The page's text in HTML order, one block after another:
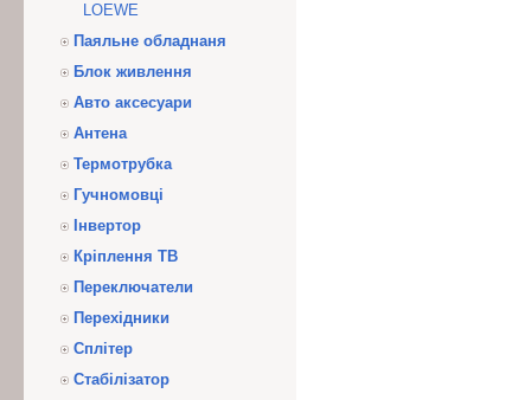
LOEWE
Паяльне обладнаня
Блок живлення
Авто аксесуари
Антена
Термотрубка
Гучномовці
Інвертор
Кріплення ТВ
Переключатели
Перехідники
Сплітер
Стабілізатор